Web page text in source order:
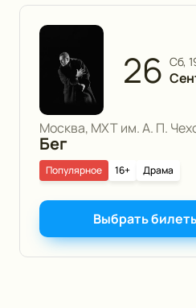
26 сб,
Москва, МХТ им. А. П.
Бег
16+ Драма
Популярное
Выбрать